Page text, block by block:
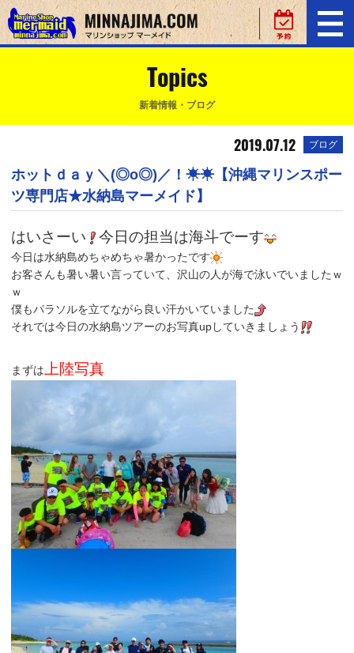
Topics
新着情報・ブログ
2019.07.12 ブログ
ホットｄａｙ＼(◎o◎)／！☀☀【沖縄マリンスポー
ツ専門店★水納島マーメイド】
はいさーい 今日の担当は海斗でーす
今日は水納島めちゃめちゃ暑かったです
お客さんも暑い暑い言っていて、沢山の人が海で泳いでいましたｗ
ｗ
僕もパラソルを立てながら良い汗かいていました
それでは今日の水納島ツアーのお写真upしていきましょう
まずは 上陸写真